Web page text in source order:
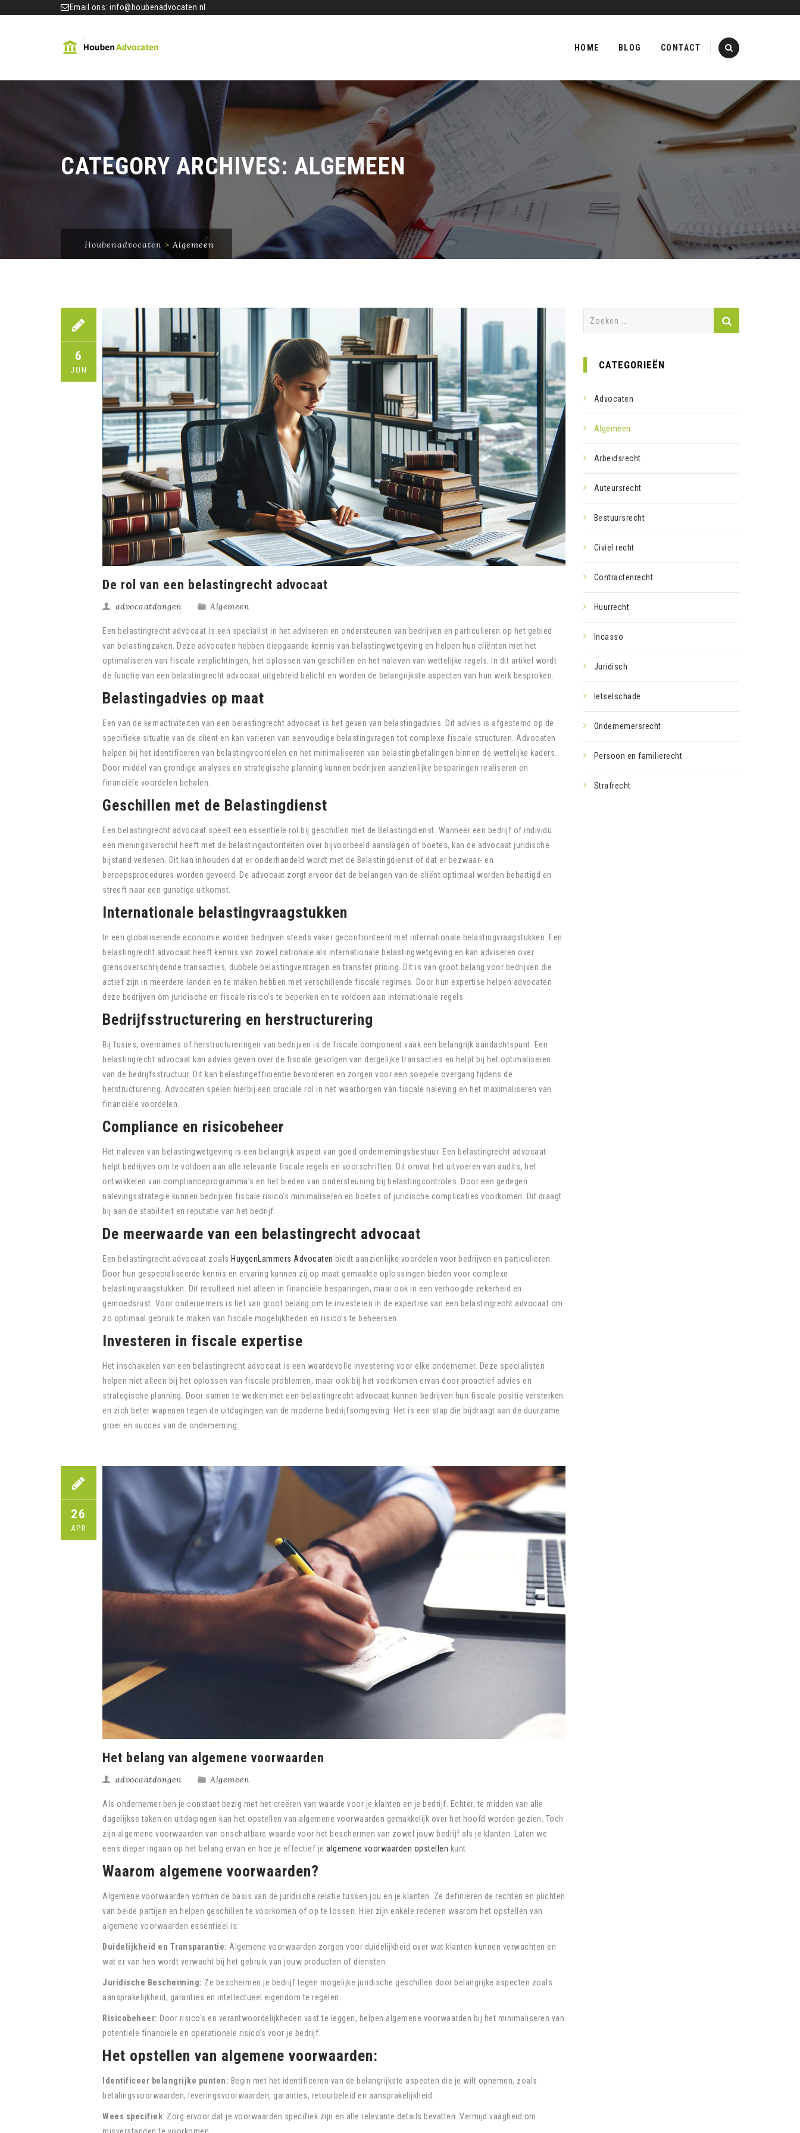
Email ons:info@houbenadvocaten.nl
content
HOME BLOG CONTACT
CATEGORY ARCHIVES: ALGEMEEN
Houbenadvocaten > Algemeen
6
JUN
De rol van een belastingrecht advocaat
advocaatdongen Algemeen
Een belastingrecht advocaat is een specialist in het adviseren en ondersteunen van bedrijven en particulieren op het gebied
van belastingzaken. Deze advocaten hebben diepgaande kennis van belastingwetgeving en helpen hun cliënten met het
optimaliseren van fiscale verplichtingen, het oplossen van geschillen en het naleven van wettelijke regels. In dit artikel wordt
de functie van een belastingrecht advocaat uitgebreid belicht en worden de belangrijkste aspecten van hun werk besproken.
Belastingadvies op maat
Een van de kernactiviteiten van een belastingrecht advocaat is het geven van belastingadvies. Dit advies is afgestemd op de
specifieke situatie van de cliënt en kan variëren van eenvoudige belastingvragen tot complexe fiscale structuren. Advocaten
helpen bij het identificeren van belastingvoordelen en het minimaliseren van belastingbetalingen binnen de wettelijke kaders.
Door middel van grondige analyses en strategische planning kunnen bedrijven aanzienlijke besparingen realiseren en
financiële voordelen behalen.
Geschillen met de Belastingdienst
Een belastingrecht advocaat speelt een essentiële rol bij geschillen met de Belastingdienst. Wanneer een bedrijf of individu
een meningsverschil heeft met de belastingautoriteiten over bijvoorbeeld aanslagen of boetes, kan de advocaat juridische
bijstand verlenen. Dit kan inhouden dat er onderhandeld wordt met de Belastingdienst of dat er bezwaar- en
beroepsprocedures worden gevoerd. De advocaat zorgt ervoor dat de belangen van de cliënt optimaal worden behartigd en
streeft naar een gunstige uitkomst.
Internationale belastingvraagstukken
In een globaliserende economie worden bedrijven steeds vaker geconfronteerd met internationale belastingvraagstukken. Een
belastingrecht advocaat heeft kennis van zowel nationale als internationale belastingwetgeving en kan adviseren over
grensoverschrijdende transacties, dubbele belastingverdragen en transfer pricing. Dit is van groot belang voor bedrijven die
actief zijn in meerdere landen en te maken hebben met verschillende fiscale regimes. Door hun expertise helpen advocaten
deze bedrijven om juridische en fiscale risico’s te beperken en te voldoen aan internationale regels.
Bedrijfsstructurering en herstructurering
Bij fusies, overnames of herstructureringen van bedrijven is de fiscale component vaak een belangrijk aandachtspunt. Een
belastingrecht advocaat kan advies geven over de fiscale gevolgen van dergelijke transacties en helpt bij het optimaliseren
van de bedrijfsstructuur. Dit kan belastingefficiëntie bevorderen en zorgen voor een soepele overgang tijdens de
herstructurering. Advocaten spelen hierbij een cruciale rol in het waarborgen van fiscale naleving en het maximaliseren van
financiële voordelen.
Compliance en risicobeheer
Het naleven van belastingwetgeving is een belangrijk aspect van goed ondernemingsbestuur. Een belastingrecht advocaat
helpt bedrijven om te voldoen aan alle relevante fiscale regels en voorschriften. Dit omvat het uitvoeren van audits, het
ontwikkelen van complianceprogramma’s en het bieden van ondersteuning bij belastingcontroles. Door een gedegen
nalevingsstrategie kunnen bedrijven fiscale risico’s minimaliseren en boetes of juridische complicaties voorkomen. Dit draagt
bij aan de stabiliteit en reputatie van het bedrijf.
De meerwaarde van een belastingrecht advocaat
Een belastingrecht advocaat zoals HuygenLammers Advocaten biedt aanzienlijke voordelen voor bedrijven en particulieren.
Door hun gespecialiseerde kennis en ervaring kunnen zij op maat gemaakte oplossingen bieden voor complexe
belastingvraagstukken. Dit resulteert niet alleen in financiële besparingen, maar ook in een verhoogde zekerheid en
gemoedsrust. Voor ondernemers is het van groot belang om te investeren in de expertise van een belastingrecht advocaat om
zo optimaal gebruik te maken van fiscale mogelijkheden en risico’s te beheersen.
Investeren in fiscale expertise
Het inschakelen van een belastingrecht advocaat is een waardevolle investering voor elke ondernemer. Deze specialisten
helpen niet alleen bij het oplossen van fiscale problemen, maar ook bij het voorkomen ervan door proactief advies en
strategische planning. Door samen te werken met een belastingrecht advocaat kunnen bedrijven hun fiscale positie versterken
en zich beter wapenen tegen de uitdagingen van de moderne bedrijfsomgeving. Het is een stap die bijdraagt aan de duurzame
groei en succes van de onderneming.
26
APR
Het belang van algemene voorwaarden
advocaatdongen Algemeen
Als ondernemer ben je constant bezig met het creëren van waarde voor je klanten en je bedrijf. Echter, te midden van alle
dagelijkse taken en uitdagingen kan het opstellen van algemene voorwaarden gemakkelijk over het hoofd worden gezien. Toch
zijn algemene voorwaarden van onschatbare waarde voor het beschermen van zowel jouw bedrijf als je klanten. Laten we
eens dieper ingaan op het belang ervan en hoe je effectief je algemene voorwaarden opstellen kunt.
Waarom algemene voorwaarden?
Algemene voorwaarden vormen de basis van de juridische relatie tussen jou en je klanten. Ze definiëren de rechten en plichten
van beide partijen en helpen geschillen te voorkomen of op te lossen. Hier zijn enkele redenen waarom het opstellen van
algemene voorwaarden essentieel is:
Duidelijkheid en Transparantie: Algemene voorwaarden zorgen voor duidelijkheid over wat klanten kunnen verwachten en
wat er van hen wordt verwacht bij het gebruik van jouw producten of diensten.
Juridische Bescherming: Ze beschermen je bedrijf tegen mogelijke juridische geschillen door belangrijke aspecten zoals
aansprakelijkheid, garanties en intellectueel eigendom te regelen.
Risicobeheer: Door risico’s en verantwoordelijkheden vast te leggen, helpen algemene voorwaarden bij het minimaliseren van
potentiële financiële en operationele risico’s voor je bedrijf.
Het opstellen van algemene voorwaarden:
Identificeer belangrijke punten: Begin met het identificeren van de belangrijkste aspecten die je wilt opnemen, zoals
betalingsvoorwaarden, leveringsvoorwaarden, garanties, retourbeleid en aansprakelijkheid.
Wees specifiek: Zorg ervoor dat je voorwaarden specifiek zijn en alle relevante details bevatten. Vermijd vaagheid om
CATEGORIEËN
Advocaten
Algemeen
Arbeidsrecht
Auteursrecht
Bestuursrecht
Civiel recht
Contractenrecht
Huurrecht
Incasso
Juridisch
letselschade
Ondernemersrecht
Persoon en familierecht
Strafrecht